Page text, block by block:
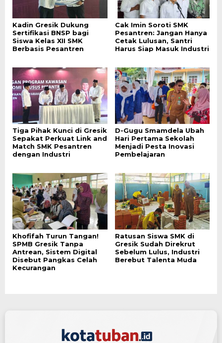
Kadin Gresik Dukung
Sertifikasi BNSP bagi
Siswa Kelas XII SMK
Berbasis Pesantren
Cak Imin Soroti SMK
Pesantren: Jangan Hanya
Cetak Lulusan, Santri
Harus Siap Masuk Industri
Tiga Pihak Kunci di Gresik
Sepakat Perkuat Link and
Match SMK Pesantren
dengan Industri
D-Gugu Smamdela Ubah
Hari Pertama Sekolah
Menjadi Pesta Inovasi
Pembelajaran
Khofifah Turun Tangan!
SPMB Gresik Tanpa
Antrean, Sistem Digital
Disebut Pangkas Celah
Kecurangan
Ratusan Siswa SMK di
Gresik Sudah Direkrut
Sebelum Lulus, Industri
Berebut Talenta Muda